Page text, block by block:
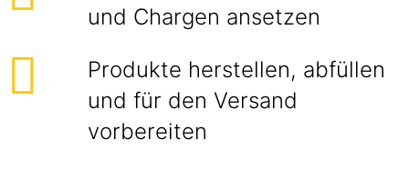
und Chargen ansetzen
Produkte herstellen, abfüllen
und für den Versand
vorbereiten